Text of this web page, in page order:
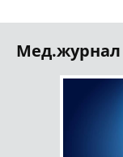
Мед.журнал